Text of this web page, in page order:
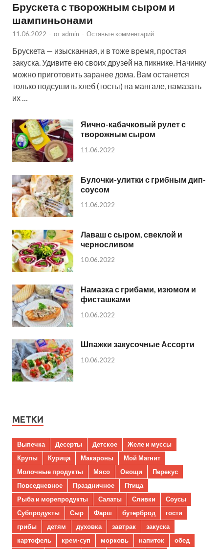
Брускета с творожным сыром и
шампиньонами
11.06.2022 - от admin - Оставьте комментарий
Брускета — изысканная, и в тоже время, простая
закуска. Удивите ею своих друзей на пикнике. Начинку
можно приготовить заранее дома. Вам останется
только подсушить хлеб (тосты) на мангале, намазать
их …
Яично-кабачковый рулет с
творожным сыром
11.06.2022
Булочки-улитки с грибным дип-
соусом
11.06.2022
Лаваш с сыром, свеклой и
черносливом
10.06.2022
Намазка с грибами, изюмом и
фисташками
10.06.2022
Шпажки закусочные Ассорти
10.06.2022
МЕТКИ
Выпечка Десерты Детское
Желе и муссы
Крупы
Курица Макароны
Мой Магнит
Молочные продукты
Мясо Овощи
Перекус
Повседневное
Праздничное
Птица
Рыба и морепродукты
Салаты Сливки
Соусы
Субпродукты
Сыр Фарш бутерброд
гости
грибы
детям духовка завтрак
закуска
картофель
крем-суп морковь напиток
обед